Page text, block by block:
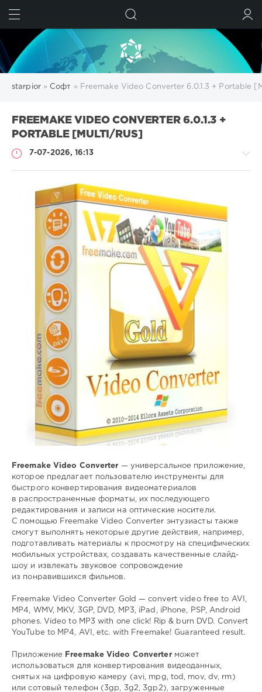
starpior» Софт » Freemake Video Converter 6.0.1.3 + Portable
FREEMAKE VIDEO CONVERTER 6.0.1.3 +
PORTABLE [MULTI/RUS]
7-07-2026, 16:13
Софт
SamDel
конвертер
редактор,
видео,
аудио,
фото
Freemake Video Converter — универсальное приложение,
которое предлагает пользователю инструменты для
быстрого конвертирования видеоматериалов
в распространенные форматы, их последующего
редактирования и записи на оптические носители.
С помощью Freemake Video Converter энтузиасты также
смогут выполнять некоторые другие действия, например,
подготавливать материалы к просмотру на специфических
мобильных устройствах, создавать качественные слайд-
шоу и извлекать звуковое сопровождение
из понравившихся фильмов.
Freemake Video Converter Gold — convert video free to AVI,
MP4, WMV, MKV, 3GP, DVD, MP3, iPad, iPhone, PSP, Android
phones. Video to MP3 with one click! Rip & burn DVD. Convert
YouTube to MP4, AVI, etc. with Freemake! Guaranteed result.
Приложение Freemake Video Converterможет
использоваться для конвертирования видеоданных,
снятых на цифровую камеру (avi, mpg, tod, mov, dv, rm)
или сотовый телефон (3gp, 3g2, 3gp2), загруженные